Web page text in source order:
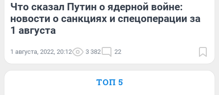
Что сказал Путин о ядерной войне:
новости о санкциях и спецоперации за
1 августа
1 августа, 2022, 20:12 3 382 22
ТОП 5